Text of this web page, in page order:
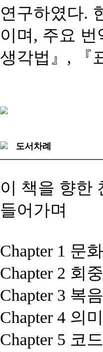
연구하였다.
이며, 주요
생각법』, 『
도서차례
이 책을 향한
들어가며
Chapter 1 문
Chapter 2 회
Chapter 3 복
Chapter 4 의
Chapter 5 코